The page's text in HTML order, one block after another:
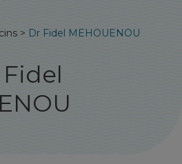
> Dr Fidel MEHOUENOU